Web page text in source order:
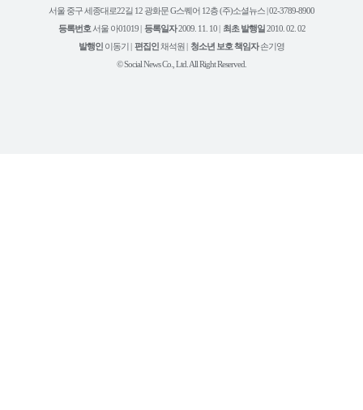
스
타
램
트
유
튜
서울 중구 세종대로22길 12 광화문 G스퀘어 12층 (주)소셜뉴스 | 02-3789-8900
등록번호 서울 아01019 | 등록일자2009. 11. 10 | 최초 발행일2010. 02. 02
발행인 이동기 | 편집인채석원 | 청소년 보호 책임자손기영
© Social News Co., Ltd. All Right Reserved.